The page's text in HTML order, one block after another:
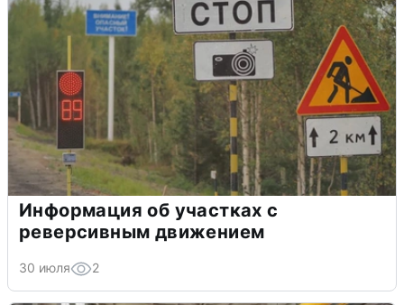
Информация об участках с
реверсивным движением
30 июля 2